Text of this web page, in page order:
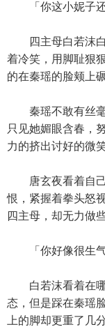
「你这小妮子还
四主母白若沫白
着冷笑，用脚耻狠
的在秦瑶的脸颊上碾
秦瑶不敢有丝毫
只见她媚眼含春，
力的挤出讨好的微
唐玄夜看着自己
恨，紧握着拳头怒
四主母，却无力做
「你好像很生气
白若沫看着在哪
态，但是踩在秦瑶
上的脚却更重了几